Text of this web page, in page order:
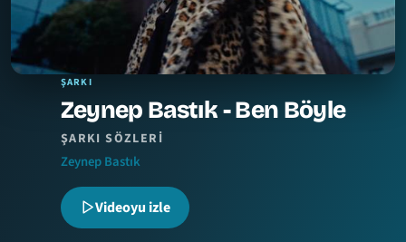
ŞARKI
Zeynep Bastık - Ben Böyle
ŞARKI SÖZLERI
Zeynep Bastık
Videoyu izle